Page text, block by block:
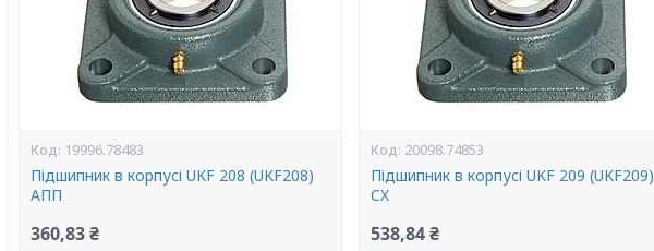
19996.78483
Підшипник в корпусі UKF 208 (UKF208)
АПП
360,83 ₴
20098.74853
Підшипник в корпусі UKF 209 (UKF209)
CX
538,84 ₴